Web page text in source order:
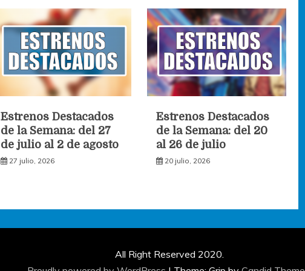
Estrenos Destacados
de la Semana: del 27
de julio al 2 de agosto
27 julio, 2026
Estrenos Destacados
de la Semana: del 20
al 26 de julio
20 julio, 2026
All Right Reserved 2020.